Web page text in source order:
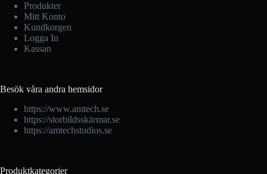
Produkter
Mitt Konto
Kundkorgen
Logga In
Kassan
Besök våra andra hemsidor
https://www.amtech.se
https://storbildsskärmar.se
https://amtechstudios.se
Produktkategorier